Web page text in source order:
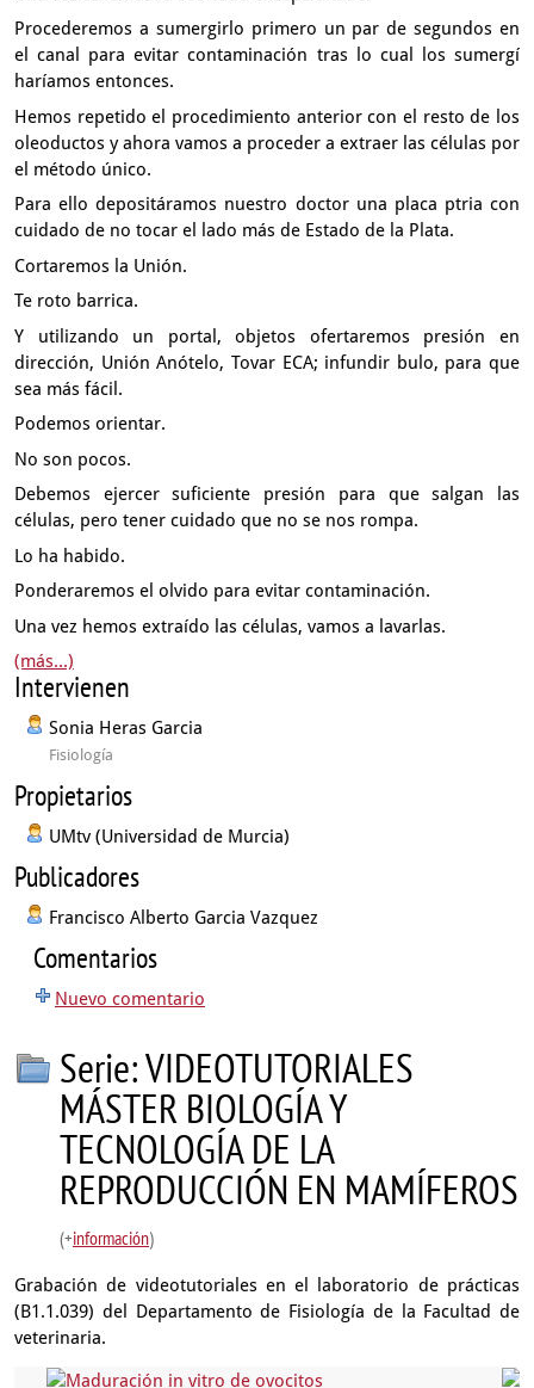
Procederemos a sumergirlo primero un par de segundos en
el canal para evitar contaminación tras lo cual los sumergí
haríamos entonces.
Hemos repetido el procedimiento anteriorcon el resto de los
oleoductos y ahora vamos a proceder a extraer las células por
el método único.
Para ello depositáramos nuestro doctor una placa ptria con
cuidado de no tocar el lado más de Estado de la Plata.
Cortaremos la Unión.
Te roto barrica.
Y utilizando un portal, objetos ofertaremos presión en
dirección, Unión Anótelo, Tovar ECA; infundir bulo, para que
sea más fácil.
Podemos orientar.
No son pocos.
Debemos ejercer suficiente presión para que salgan las
células, pero tener cuidado que no se nos rompa.
Lo ha habido.
Ponderaremos el olvido para evitar contaminación.
Una vez hemos extraído las células, vamos a lavarlas.
(más...)
Intervienen
Sonia Heras Garcia
Fisiología
Propietarios
UMtv (Universidad de Murcia)
Publicadores
Francisco Alberto Garcia Vazquez
Comentarios
Nuevo comentario
Serie: VIDEOTUTORIALES
MÁSTER BIOLOGÍA Y
TECNOLOGÍA DE LA
REPRODUCCIÓN EN MAMÍFEROS
(+información)
Grabación de videotutoriales en el laboratorio de prácticas
(B1.1.039) del Departamento de Fisiología de la Facultad de
veterinaria.